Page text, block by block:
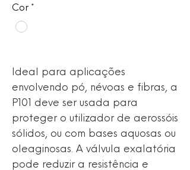
Cor *
Ideal para aplicações
envolvendo pó, névoas e fibras, a
P101 deve ser usada para
proteger o utilizador de aerossóis
sólidos, ou com bases aquosas ou
oleaginosas. A válvula exalatória
pode reduzir a resistência e